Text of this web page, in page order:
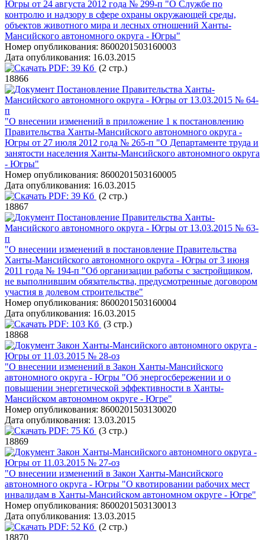
Югры от 24 августа 2012 года № 299-п "О Службе по
контролю и надзору в сфере охраны окружающей среды,
объектов животного мира и лесных отношений Ханты-
Мансийского автономного округа - Югры"
Номер опубликования: 8600201503160003
Дата опубликования: 16.03.2015
PDF: 39 Кб (2 стр.)
18866
Постановление Правительства Ханты-
Мансийского автономного округа - Югры от 13.03.2015 № 64-
п
"О внесении изменений в приложение 1 к постановлению
Правительства Ханты-Мансийского автономного округа -
Югры от 27 июля 2012 года № 265-п "О Департаменте труда и
занятости населения Ханты-Мансийского автономного округа
- Югры"
Номер опубликования: 8600201503160005
Дата опубликования: 16.03.2015
PDF: 39 Кб (2 стр.)
18867
Постановление Правительства Ханты-
Мансийского автономного округа - Югры от 13.03.2015 № 63-
п
"О внесении изменений в постановление Правительства
Ханты-Мансийского автономного округа - Югры от 3 июня
2011 года № 194-п "Об организации работы с застройщиком,
не выполнившим обязательства, предусмотренные договором
участия в долевом строительстве"
Номер опубликования: 8600201503160004
Дата опубликования: 16.03.2015
PDF: 103 Кб (3 стр.)
18868
Закон Ханты-Мансийского автономного округа -
Югры от 11.03.2015 № 28-оз
"О внесении изменений в Закон Ханты-Мансийского
автономного округа - Югры "Об энергосбережении и о
повышении энергетической эффективности в Ханты-
Мансийском автономном округе - Югре"
Номер опубликования: 8600201503130020
Дата опубликования: 13.03.2015
PDF: 75 Кб (3 стр.)
18869
Закон Ханты-Мансийского автономного округа -
Югры от 11.03.2015 № 27-оз
"О внесении изменений в Закон Ханты-Мансийского
автономного округа - Югры "О квотировании рабочих мест
инвалидам в Ханты-Мансийском автономном округе - Югре"
Номер опубликования: 8600201503130013
Дата опубликования: 13.03.2015
PDF: 52 Кб (2 стр.)
18870